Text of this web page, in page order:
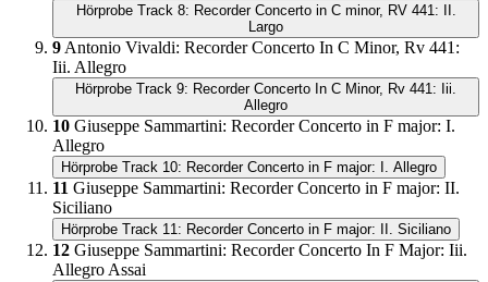
Hörprobe Track 8: Recorder Concerto in C minor, RV 441: II.
Largo
9 Antonio Vivaldi: Recorder Concerto In C Minor, Rv 441:
Iii. Allegro
Hörprobe Track 9: Recorder Concerto In C Minor, Rv 441: Iii.
Allegro
10 Giuseppe Sammartini: Recorder Concerto in F major: I.
Allegro
Hörprobe Track 10: Recorder Concerto in F major: I. Allegro
11 Giuseppe Sammartini: Recorder Concerto in F major: II.
Siciliano
Hörprobe Track 11: Recorder Concerto in F major: II. Siciliano
12 Giuseppe Sammartini: Recorder Concerto In F Major: Iii.
Allegro Assai